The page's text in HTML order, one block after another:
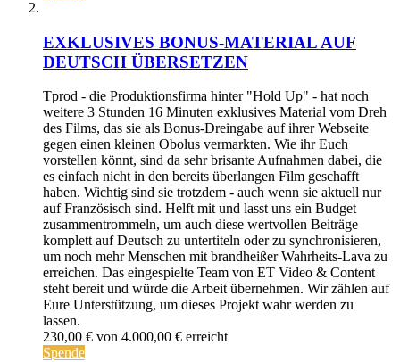
EXKLUSIVES BONUS-MATERIAL AUF
DEUTSCH ÜBERSETZEN
Tprod - die Produktionsfirma hinter "Hold Up" - hat noch
weitere 3 Stunden 16 Minuten exklusives Material vom Dreh
des Films, das sie als Bonus-Dreingabe auf ihrer Webseite
gegen einen kleinen Obolus vermarkten. Wie ihr Euch
vorstellen könnt, sind da sehr brisante Aufnahmen dabei, die
es einfach nicht in den bereits überlangen Film geschafft
haben. Wichtig sind sie trotzdem - auch wenn sie aktuell nur
auf Französisch sind. Helft mit und lasst uns ein Budget
zusammentrommeln, um auch diese wertvollen Beiträge
komplett auf Deutsch zu untertiteln oder zu synchronisieren,
um noch mehr Menschen mit brandheißer Wahrheits-Lava zu
erreichen. Das eingespielte Team von ET Video & Content
steht bereit und würde die Arbeit übernehmen. Wir zählen auf
Eure Unterstützung, um dieses Projekt wahr werden zu
lassen.
230,00 € von 4.000,00 € erreicht
Spende